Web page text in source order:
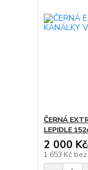
ČERNÁ
LEPIDLE
2 000 Kč/
1 653 Kč bez